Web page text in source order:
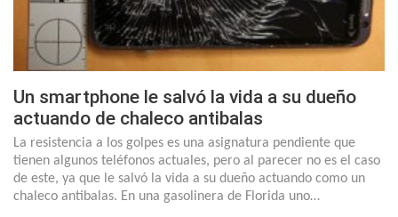
Un smartphone le salvó la vida a su dueño
actuando de chaleco antibalas
La resistencia a los golpes es una asignatura pendiente que
tienen algunos teléfonos actuales, pero al parecer no es el caso
de este, ya que le salvó la vida a su dueño actuando como un
chaleco antibalas. En una gasolinera de Florida uno…